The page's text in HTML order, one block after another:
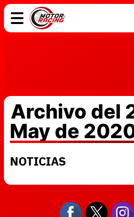
Archivo del
May de
NOTICIAS